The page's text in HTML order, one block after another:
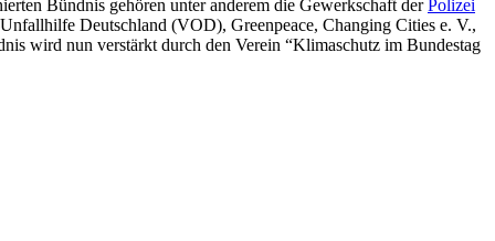
Bündnis gehören unter anderem die Gewerkschaft derPolizei
Deutschland (VOD), Greenpeace, Changing Cities e. V.,
wird nun verstärkt durch den Verein “Klimaschutz im Bundestag